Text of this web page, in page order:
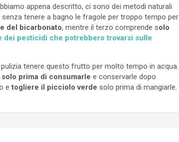
appena descritto, ci sono dei metodi naturali
senza tenere a bagno le fragole per troppo tempo per
del bicarbonato, mentre il terzo comprende solo
dei pesticidi che potrebbero trovarsi sulle
tenere questo frutto per molto tempo in acqua.
solo prima di consumarle e conservarle dopo
etogliere il picciolo verde solo prima di mangiarle.